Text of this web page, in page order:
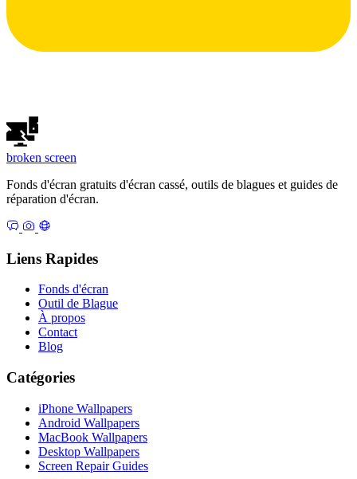
broken screen
Fonds d'écran gratuits d'écran cassé, outils de blagues et guides de
réparation d'écran.
Liens Rapides
Fonds d'écran
Outil de Blague
À propos
Contact
Blog
Catégories
iPhone Wallpapers
Android Wallpapers
MacBook Wallpapers
Desktop Wallpapers
Screen Repair Guides